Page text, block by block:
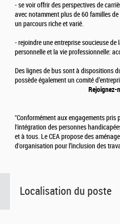
- se voir offrir des perspectives de
avec notamment plus de 60 familles
un parcours riche et varié.
- rejoindre une entreprise soucieuse
personnelle et la vie professionnelle:
Des lignes de bus sont à dispositions
possède également un comité
Rejoignez-
"Conformément aux engagements pris
l'intégration des personnes
et à tous. Le CEA propose des
d'organisation pour l’inclusion des
Localisation du poste